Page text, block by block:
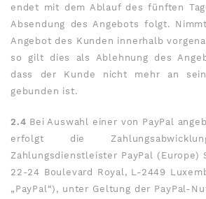
endet mit dem Ablauf des fünften
Absendung des Angebots folgt.
Angebot des Kunden innerhalb
so gilt dies als Ablehnung des
dass der Kunde nicht mehr an
gebunden ist.
2.4 Bei Auswahl einer von PayPal
erfolgt die
Zahlungsdienstleister PayPal (Europe)
22-24 Boulevard Royal, L-2449
„PayPal“), unter Geltung der PayPal-